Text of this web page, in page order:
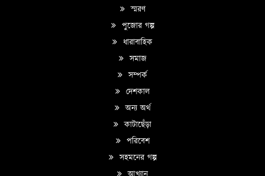
স্মরণ
পুজোর গল্প
ধারাবাহিক
সমাজ
সম্পর্ক
দেশকাল
অন্য অর্থ
কাটাছেঁড়া
পরিবেশ
সহমনের গল্প